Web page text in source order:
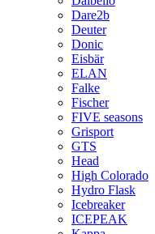
Dare2b
Deuter
Donic
Eisbär
ELAN
Falke
Fischer
FIVE seasons
Grisport
GTS
Head
High Colorado
Hydro Flask
Icebreaker
ICEPEAK